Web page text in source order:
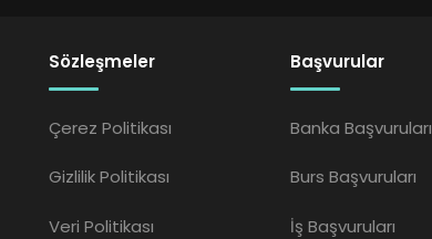
Sözleşmeler
Çerez Politikası
Gizlilik Politikası
Veri Politikası
Başvurular
Banka Başvuruları
Burs Başvuruları
İş Başvuruları